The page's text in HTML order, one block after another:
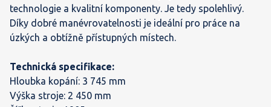
technologie a kvalitní komponenty. Je tedy spolehlivý.
Díky dobré manévrovatelnosti je ideální pro práce na
úzkých a obtížně přístupných místech.
Technická specifikace:
Hloubka kopání: 3 745 mm
Výška stroje: 2 450 mm